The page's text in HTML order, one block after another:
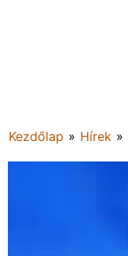
Kezdőlap » Hírek »